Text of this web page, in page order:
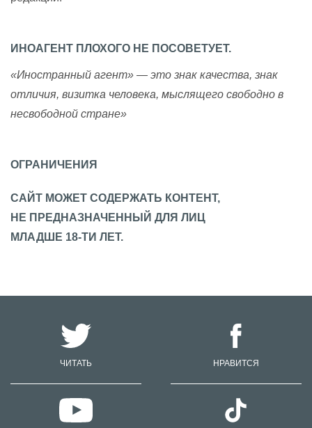
ИНОАГЕНТ ПЛОХОГО НЕ ПОСОВЕТУЕТ.
«Иностранный агент» — это знак качества, знак
отличия, визитка человека, мыслящего свободно в
несвободной стране»
ОГРАНИЧЕНИЯ
САЙТ МОЖЕТ СОДЕРЖАТЬ КОНТЕНТ,
НЕ ПРЕДНАЗНАЧЕННЫЙ ДЛЯ ЛИЦ
МЛАДШЕ 18-ТИ ЛЕТ.
ЧИТАТЬ НРАВИТСЯ